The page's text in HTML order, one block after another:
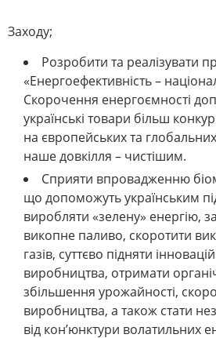
Заходу;
Розробити та реалізувати
«Енергоефективність –
Скорочення енергоємності
українські товари більш
на європейських та
наше довкілля – чистішим.
Сприяти впровадженню
що допоможуть українським
виробляти «зелену» енергію,
викопне паливо, скоротити
газів, суттєво підняти
виробництва, отримати
збільшення урожайності,
виробництва, а також стати
від кон’юнктури волатильних